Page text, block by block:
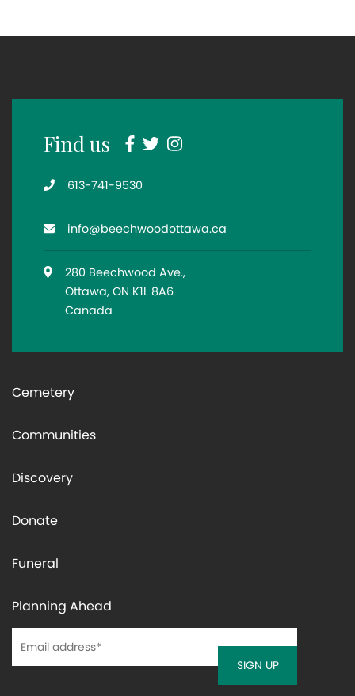
Find us Facebook
TwitterInstagram
Telephone
613-741-9530
Email
info@beechwoodottawa.ca
Location
280 Beechwood Ave.,
Ottawa, ON K1L 8A6
Canada
Cemetery
Communities
Discovery
Donate
Funeral
Planning Ahead